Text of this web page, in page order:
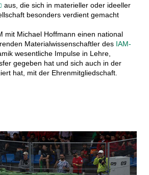
aus, die sich in materieller oder ideeller
besonders verdient gemacht
mit Michael Hoffmann einen national
Materialwissenschaftler des IAM-
wesentliche Impulse in Lehre,
gegeben hat und sich auch in der
hat, mit der Ehrenmitgliedschaft.